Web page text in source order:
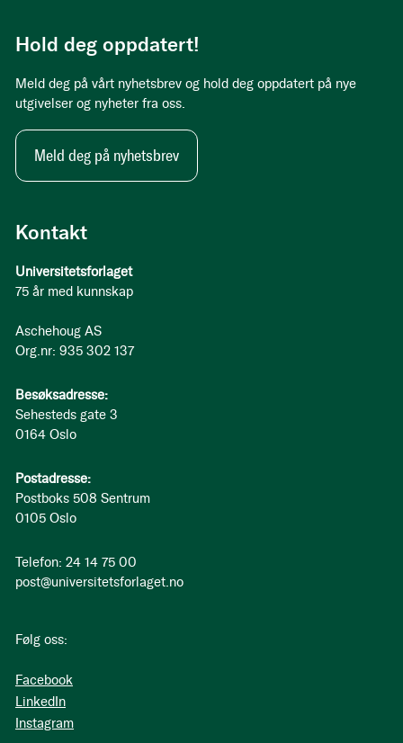
Kontakt
Universitetsforlaget
75 år med kunnskap
Aschehoug AS
Org.nr: 935 302 137
Besøksadresse:
Sehesteds gate 3
0164 Oslo
Postadresse:
Postboks 508 Sentrum
0105 Oslo
Telefon: 24 14 75 00
post@universitetsforlaget.no
Følg oss:
Facebook
LinkedIn
Instagram
Hold deg oppdatert!
Meld deg på vårt nyhetsbrev og hold deg oppdatert på nye
utgivelser og nyheter fra oss.
Meld deg på nyhetsbrev